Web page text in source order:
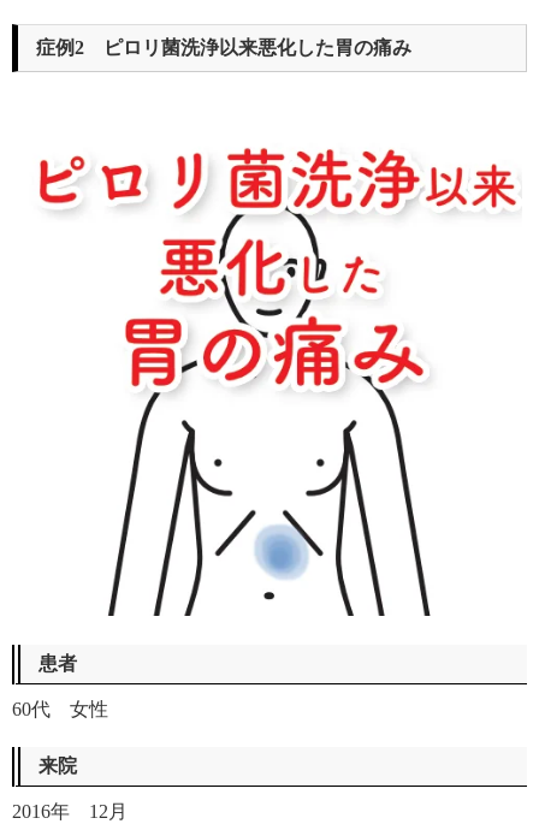
症例2 ピロリ菌洗浄以来悪化した胃の痛み
患者
60代 女性
来院
2016年 12月